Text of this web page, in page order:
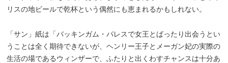
リスの地ビールで乾杯という偶然にも恵まれるかもしれない。
「サン」紙は「バッキンガム・パレスで女王とばったり出会うとい
うことは全く期待できないが、ヘンリー王子とメーガン妃の実際の
生活の場であるウィンザーで、ふたりと出くわすチャンスは十分あ